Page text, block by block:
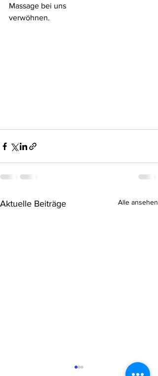
Massage bei uns
verwöhnen.
Aktuelle Beiträge Alle ansehen